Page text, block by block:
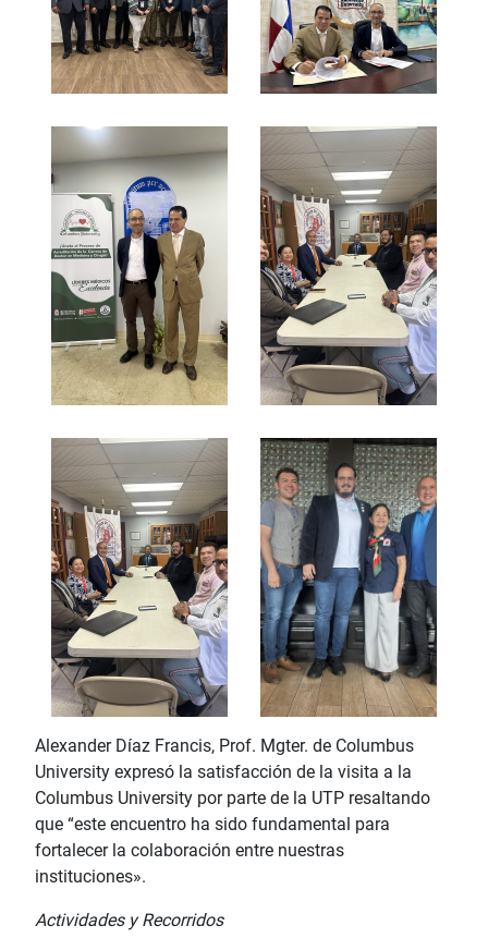
Alexander Díaz Francis, Prof. Mgter. de Columbus
University expresó la satisfacción de la visita a la
Columbus University por parte de la UTP resaltando
que “este encuentro ha sido fundamental para
fortalecer la colaboración entre nuestras
instituciones».
Actividades y Recorridos